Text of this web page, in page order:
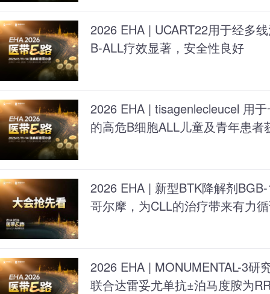
2026 EHA | UCART22用于经多
B-ALL疗效显著，安全性良好
2026 EHA | tisagenlecleucel 用
的高危B细胞ALL儿童及青年患者
2026 EHA | 新型BTK降解剂
哥尔摩，为CLL的治疗带来有力
2026 EHA | MONUMENTAL-3研
联合达雷妥尤单抗±泊马度胺为